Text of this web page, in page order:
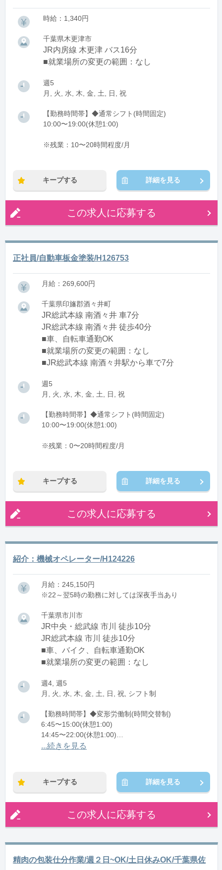
時給：1,340円
千葉県木更津市
JR内房線 木更津 バス16分
■就業場所の変更の範囲：なし
週5
月, 火, 水, 木, 金, 土, 日, 祝
【勤務時間帯】◆通常シフト(時間固定)
10:00〜19:00(休憩1:00)
※残業：10〜20時間程度/月
キープする 詳細を見る
この求人に応募する
正社員/自動車板金塗装/H126753
月給：269,600円
千葉県印旛郡酒々井町
JR総武本線 南酒々井 車7分
JR総武本線 南酒々井 徒歩40分
■車、自転車通勤OK
■就業場所の変更の範囲：なし
■JR総武本線 南酒々井駅から車で7分
週5
月, 火, 水, 木, 金, 土, 日, 祝
【勤務時間帯】◆通常シフト(時間固定)
10:00〜19:00(休憩1:00)
※残業：0〜20時間程度/月
キープする 詳細を見る
この求人に応募する
紹介：機械オペレーター/H124226
月給：245,150円
※22～翌5時の勤務に対しては深夜手当あり
千葉県市川市
JR中央・総武線 市川 徒歩10分
JR総武本線 市川 徒歩10分
■車、バイク、自転車通勤OK
■就業場所の変更の範囲：なし
週4, 週5
月, 火, 水, 木, 金, 土, 日, 祝, シフト制
【勤務時間帯】◆変形労働制(時間交替制)
6:45〜15:00(休憩1:00)
14:45〜22:00(休憩1:00)
21:45〜翌6:45(休憩1:00)
...続きを見る
キープする 詳細を見る
この求人に応募する
精肉の包装仕分作業/週２日~OK/土日休みOK/千葉県佐